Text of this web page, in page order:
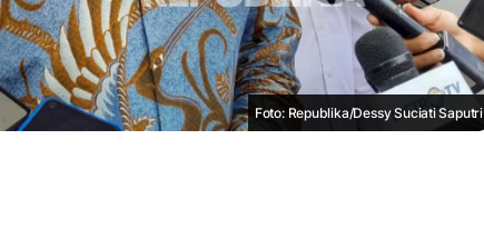
Foto: Republika/Dessy Suciati Saputri